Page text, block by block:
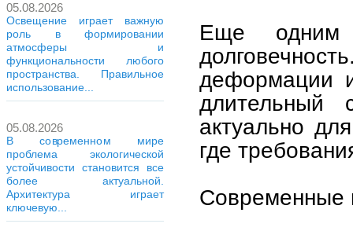
05.08.2026
Освещение играет важную
роль в формировании
атмосферы и
функциональности любого
пространства. Правильное
использование...
05.08.2026
В современном мире
проблема экологической
устойчивости становится все
более актуальной.
Архитектура играет
ключевую...
Еще одним
деформации
длительный
актуально
где
Современные